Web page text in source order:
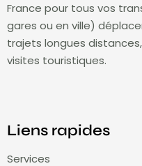
France pour tous vos
gares ou en ville)
trajets longues
visites touristiques.
Liens rapides
Services